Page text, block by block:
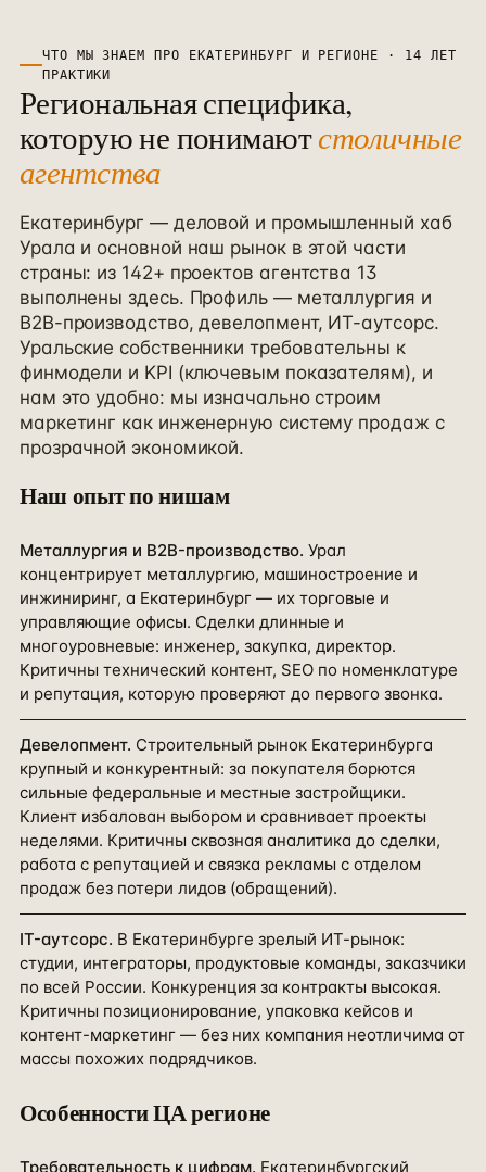
ЧТО МЫ ЗНАЕМ ПРО ЕКАТЕРИНБУРГ И РЕГИОНЕ · 14 ЛЕТ
ПРАКТИКИ
Региональная специфика,
которую не понимаютстоличные
агентства
Екатеринбург — деловой и промышленный хаб
Урала и основной наш рынок в этой части
страны: из 142+ проектов агентства 13
выполнены здесь. Профиль — металлургия и
B2B-производство, девелопмент, ИТ-аутсорс.
Уральские собственники требовательны к
финмодели и KPI (ключевым показателям), и
нам это удобно: мы изначально строим
маркетинг как инженерную систему продаж с
прозрачной экономикой.
Наш опыт по нишам
Металлургия и B2B-производство. Урал
концентрирует металлургию, машиностроение и
инжиниринг, а Екатеринбург — их торговые и
управляющие офисы. Сделки длинные и
многоуровневые: инженер, закупка, директор.
Критичны технический контент, SEO по номенклатуре
и репутация, которую проверяют до первого звонка.
Девелопмент. Строительный рынок Екатеринбурга
крупный и конкурентный: за покупателя борются
сильные федеральные и местные застройщики.
Клиент избалован выбором и сравнивает проекты
неделями. Критичны сквозная аналитика до сделки,
работа с репутацией и связка рекламы с отделом
продаж без потери лидов (обращений).
IT-аутсорс. В Екатеринбурге зрелый ИТ-рынок:
студии, интеграторы, продуктовые команды, заказчики
по всей России. Конкуренция за контракты высокая.
Критичны позиционирование, упаковка кейсов и
контент-маркетинг — без них компания неотличима от
массы похожих подрядчиков.
Особенности ЦАрегионе
Требовательность к цифрам. Екатеринбургский